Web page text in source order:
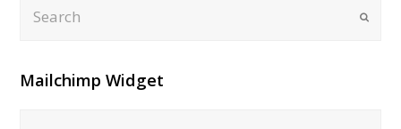
Submit
Mailchimp Widget